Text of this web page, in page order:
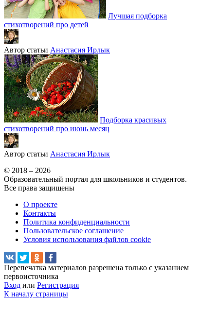
Лучшая подборка
стихотворений про детей
Автор статьи Анастасия Ирлык
Подборка красивых
стихотворений про июнь месяц
Автор статьи Анастасия Ирлык
© 2018 – 2026
Образовательный портал для школьников и студентов.
Все права защищены
О проекте
Контакты
Политика конфиденциальности
Пользовательское соглашение
Условия использования файлов cookie
Перепечатка материалов разрешена только с указанием
первоисточника
Вход или Регистрация
К началу страницы